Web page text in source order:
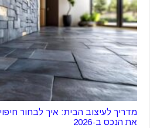
מדריך לעיצוב הבית: איך לבחור
את הנכס ב-2026